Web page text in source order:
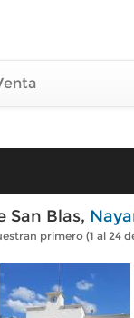
San Blas,
primero (1 al 24